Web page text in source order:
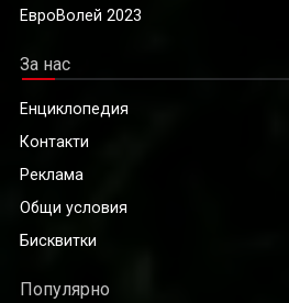
ЕвроВолей 2023
За нас
Енциклопедия
Контакти
Реклама
Общи условия
Бисквитки
Популярно